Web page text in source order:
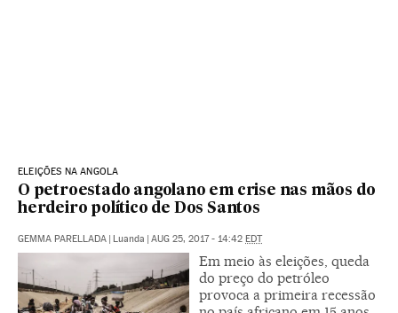
ELEIÇÕES NA ANGOLA
O petroestado angolano em crise nas mãos do
herdeiro político de Dos Santos
GEMMA PARELLADA | Luanda | AUG 25, 2017 - 14:42 EDT
Em meio às eleições, queda
do preço do petróleo
provoca a primeira recessão